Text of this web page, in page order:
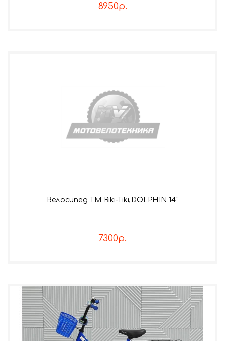
8950р.
Велосипед TM Riki-Tiki,DOLPHIN 14"
7300р.